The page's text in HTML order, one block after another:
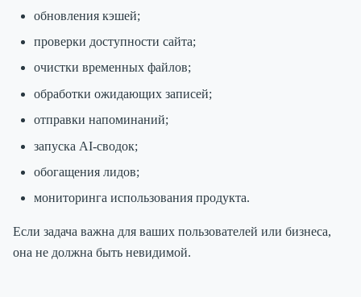
обновления кэшей;
проверки доступности сайта;
очистки временных файлов;
обработки ожидающих записей;
отправки напоминаний;
запуска AI-сводок;
обогащения лидов;
мониторинга использования продукта.
Если задача важна для ваших пользователей или бизнеса,
она не должна быть невидимой.